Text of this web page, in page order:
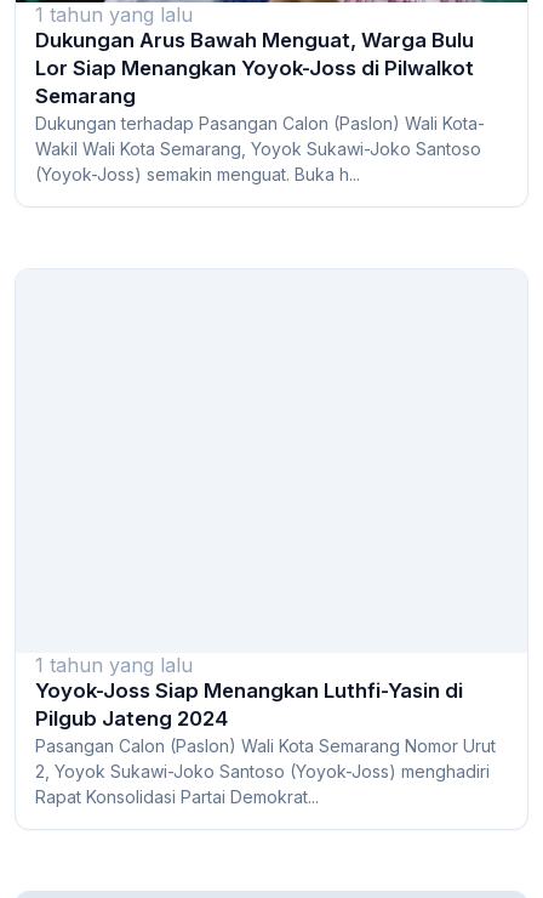
1 tahun yang lalu
Dukungan Arus Bawah Menguat, Warga Bulu
Lor Siap Menangkan Yoyok-Joss di Pilwalkot
Semarang
Dukungan terhadap Pasangan Calon (Paslon) Wali Kota-
Wakil Wali Kota Semarang, Yoyok Sukawi-Joko Santoso
(Yoyok-Joss) semakin menguat. Buka h...
1 tahun yang lalu
Yoyok-Joss Siap Menangkan Luthfi-Yasin di
Pilgub Jateng 2024
Pasangan Calon (Paslon) Wali Kota Semarang Nomor Urut
2, Yoyok Sukawi-Joko Santoso (Yoyok-Joss) menghadiri
Rapat Konsolidasi Partai Demokrat...